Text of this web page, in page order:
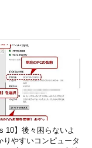
10】後々困らないよ
りやすいコンピュータ